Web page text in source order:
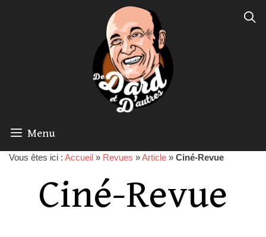
Menu
Vous êtes ici : Accueil » Revues »Article » Ciné-Revue
Ciné-Revue